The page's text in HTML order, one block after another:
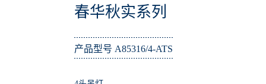
春华秋实系列
产品型号 A85316/4-ATS